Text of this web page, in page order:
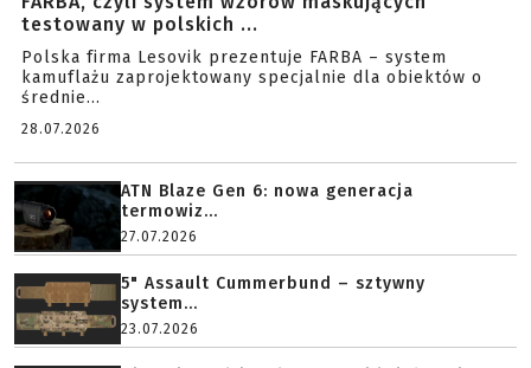
testowany w polskich ...
Polska firma Lesovik prezentuje FARBA – system
kamuflażu zaprojektowany specjalnie dla obiektów o
średnie...
28.07.2026
ATN Blaze Gen 6: nowa generacja
termowiz...
27.07.2026
5" Assault Cummerbund – sztywny
system...
23.07.2026